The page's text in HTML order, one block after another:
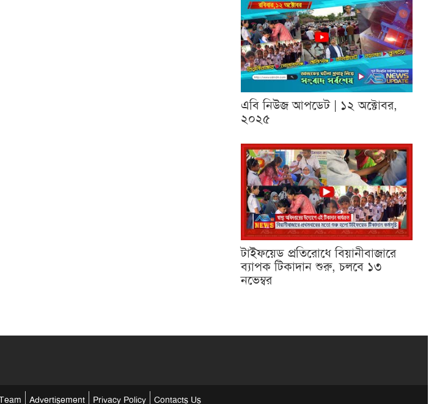
এবি নিউজ আপডেট | ১২ অক্টোবর,
২০২৫
টাইফয়েড প্রতিরোধে বিয়ানীবাজারে
ব্যাপক টিকাদান শুরু, চলবে ১৩
নভেম্বর
Advertisement Privacy Policy Contacts Us